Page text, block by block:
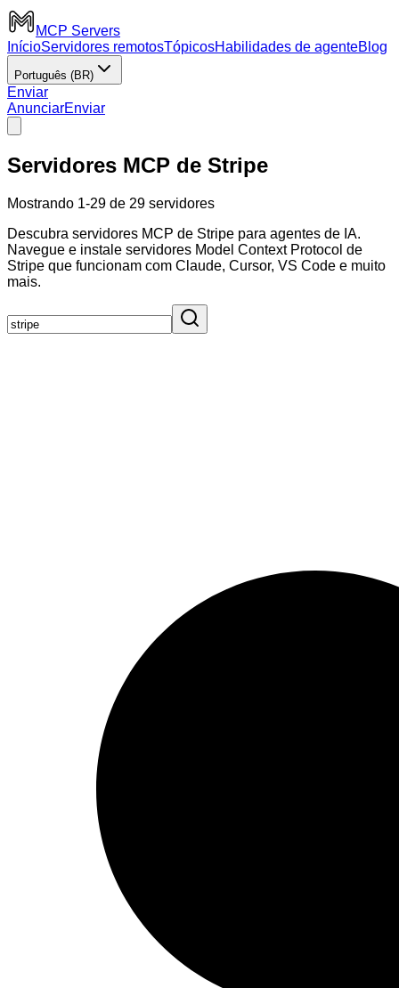
MCP Servers
InícioServidores remotosTópicosHabilidades de agenteBlog
Português (BR)
Enviar
AnunciarEnviar
Servidores MCP de Stripe
Mostrando 1-29 de 29 servidores
Descubra servidores MCP de Stripe para agentes de IA.
Navegue e instale servidores Model Context Protocol de
Stripe que funcionam com Claude, Cursor, VS Code e muito
mais.